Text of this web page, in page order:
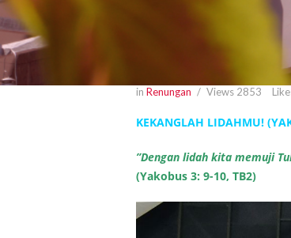
in Renungan Views 2853
KEKANGLAH LIDAHMU!
”Dengan lidah kita memuji
(Yakobus 3: 9-10, TB2)